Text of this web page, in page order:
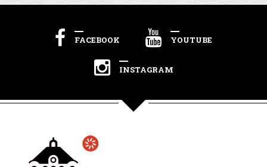
FACEBOOK YOUTUBE
INSTAGRAM